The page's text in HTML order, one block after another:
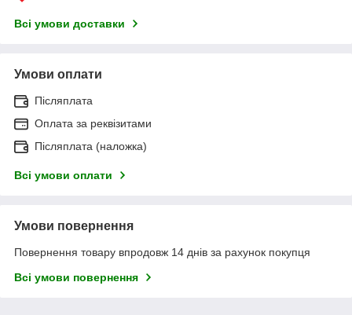
Всі умови доставки
Умови оплати
Післяплата
Оплата за реквізитами
Післяплата (наложка)
Всі умови оплати
Умови повернення
Повернення товару впродовж 14 днів за рахунок покупця
Всі умови повернення